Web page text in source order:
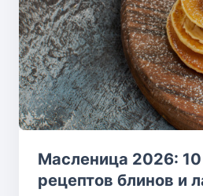
Масленица 2026:
рецептов блинов и